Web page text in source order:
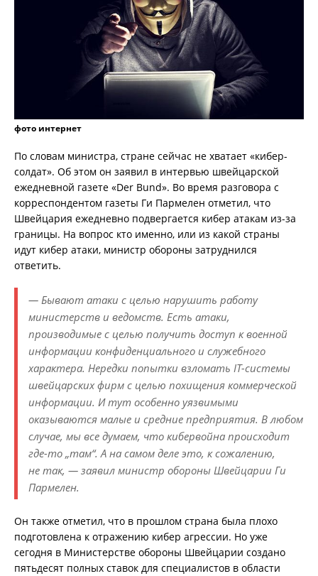
фото интернет
По словам министра, стране сейчас не хватает «кибер-
солдат». Об этом он заявил в интервью швейцарской
ежедневной газете «Der Bund». Во время разговора с
корреспондентом газеты Ги Пармелен отметил, что
Швейцария ежедневно подвергается кибер атакам из-за
границы. На вопрос кто именно, или из какой страны
идут кибер атаки, министр обороны затруднился
ответить.
— Бывают атаки с целью нарушить работу
министерств и ведомств. Есть атаки,
производимые с целью получить доступ к военной
информации конфиденциального и служебного
характера. Нередки попытки взломать IT-системы
швейцарских фирм с целью похищения коммерческой
информации. И тут особенно уязвимыми
оказываются малые и средние предприятия. В любом
случае, мы все думаем, что кибервойна происходит
где-то „там“. А на самом деле это, к сожалению,
не так, — заявил министр обороны Швейцарии Ги
Пармелен.
Он также отметил, что в прошлом страна была плохо
подготовлена к отражению кибер агрессии. Но уже
сегодня в Министерстве обороны Швейцарии создано
пятьдесят полных ставок для специалистов в области